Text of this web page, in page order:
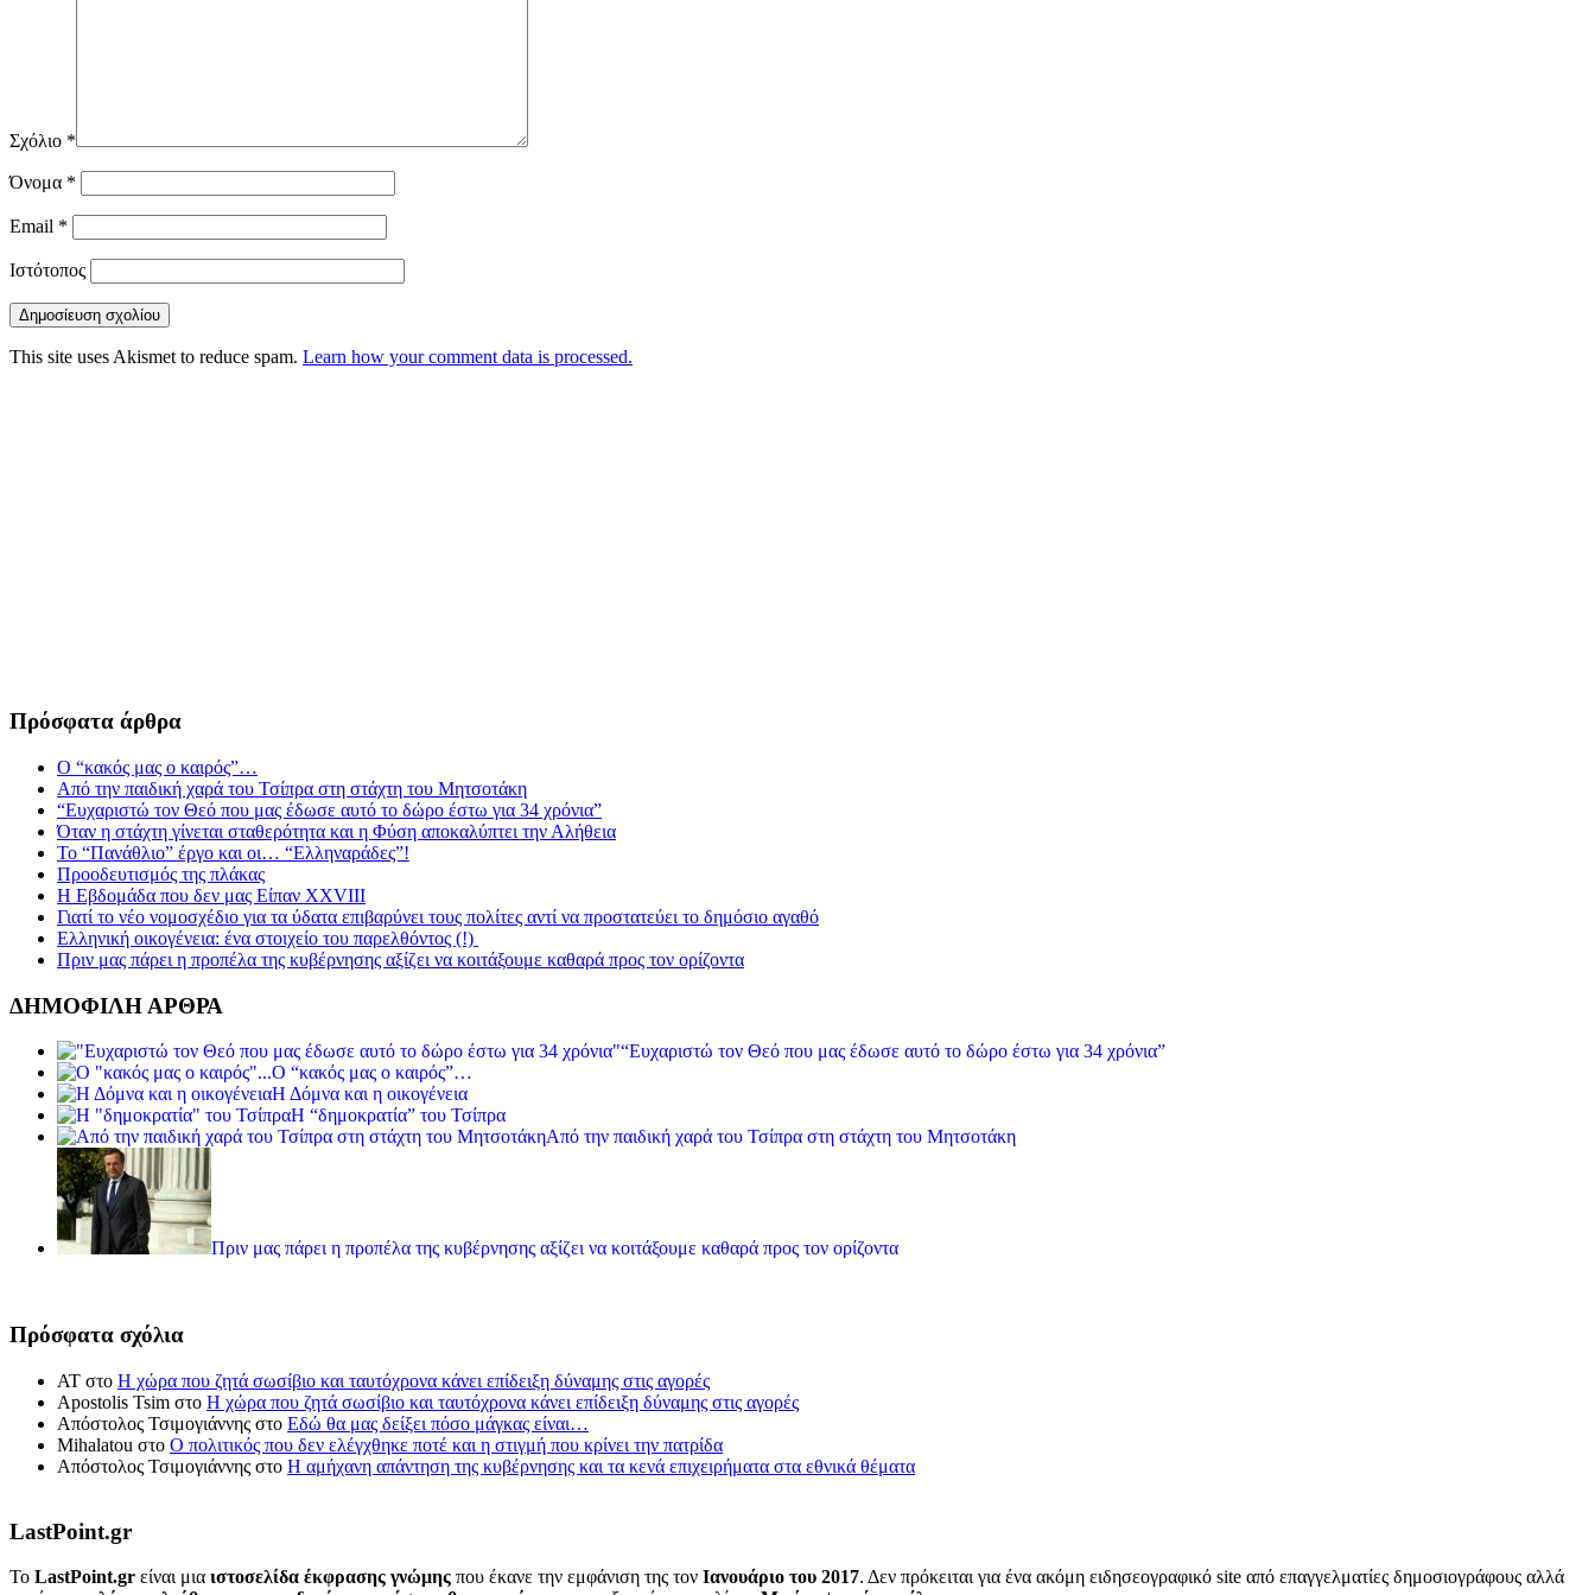
Σχόλιο *
Όνομα *
Email *
Ιστότοπος
This site uses Akismet to reduce spam. Learn how your comment data is processed.
Πρόσφατα άρθρα
Ο “κακός μας ο καιρός”…
Από την παιδική χαρά του Τσίπρα στη στάχτη του Μητσοτάκη
“Ευχαριστώ τον Θεό που μας έδωσε αυτό το δώρο έστω για 34 χρόνια”
Όταν η στάχτη γίνεται σταθερότητα και η Φύση αποκαλύπτει την Αλήθεια
Το “Πανάθλιο” έργο και οι… “Ελληναράδες”!
Προοδευτισμός της πλάκας
Η Εβδομάδα που δεν μας Είπαν XXVIII
Γιατί το νέο νομοσχέδιο για τα ύδατα επιβαρύνει τους πολίτες αντί να προστατεύει το δημόσιο αγαθό
Ελληνική οικογένεια: ένα στοιχείο του παρελθόντος (!)
Πριν μας πάρει η προπέλα της κυβέρνησης αξίζει να κοιτάξουμε καθαρά προς τον ορίζοντα
ΔΗΜΟΦΙΛΗ ΑΡΘΡΑ
“Ευχαριστώ τον Θεό που μας έδωσε αυτό το δώρο έστω για 34 χρόνια”
Ο “κακός μας ο καιρός”…
Η Δόμνα και η οικογένεια
Η “δημοκρατία” του Τσίπρα
Από την παιδική χαρά του Τσίπρα στη στάχτη του Μητσοτάκη
Πριν μας πάρει η προπέλα της κυβέρνησης αξίζει να κοιτάξουμε καθαρά προς τον ορίζοντα
Πρόσφατα σχόλια
ΑΤ στο Η χώρα που ζητά σωσίβιο και ταυτόχρονα κάνει επίδειξη δύναμης στις αγορές
Apostolis Tsim στο Η χώρα που ζητά σωσίβιο και ταυτόχρονα κάνει επίδειξη δύναμης στις αγορές
Απόστολος Τσιμογιάννης στο Εδώ θα μας δείξει πόσο μάγκας είναι…
Mihalatou στο Ο πολιτικός που δεν ελέγχθηκε ποτέ και η στιγμή που κρίνει την πατρίδα
Απόστολος Τσιμογιάννης στο Η αμήχανη απάντηση της κυβέρνησης και τα κενά επιχειρήματα στα εθνικά θέματα
LastPoint.gr
To LastPoint.gr είναι μια ιστοσελίδα έκφρασης γνώμης που έκανε την εμφάνιση της τον Ιανουάριο του 2017. Δεν πρόκειται για ένα ακόμη ειδησεογραφικό site από επαγγελματίες δημοσιογράφους αλλά